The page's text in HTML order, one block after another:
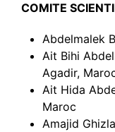
COMITE
Abdelmalek
Ait Bihi
Agadir,
Ait Hida
Maroc
Amajid